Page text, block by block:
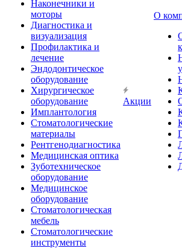
Наконечники и
моторы
Диагностика и
визуализация
Профилактика и
лечение
Эндодонтическое
оборудование
Хирургическое
оборудование
Имплантология
Стоматологические
материалы
Рентгенодиагностика
Медицинская оптика
Зуботехническое
оборудование
Медицинское
оборудование
Стоматологическая
мебель
Стоматологические
инструменты
Акции
О